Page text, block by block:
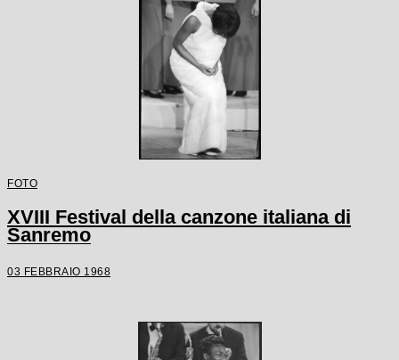
FOTO
XVIII Festival della canzone italiana di
Sanremo
03 FEBBRAIO 1968